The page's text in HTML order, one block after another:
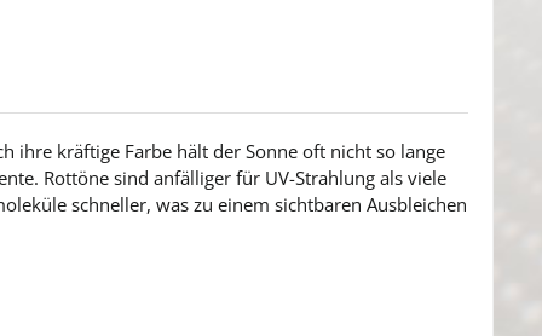
ihre kräftige Farbe hält der Sonne oft nicht so lange
Rottöne sind anfälliger für UV-Strahlung als viele
schneller, was zu einem sichtbaren Ausbleichen